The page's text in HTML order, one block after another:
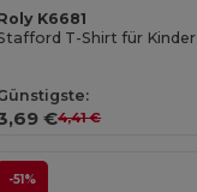
K6681
T-Shirt für Kinder
€4,41 €
-51%